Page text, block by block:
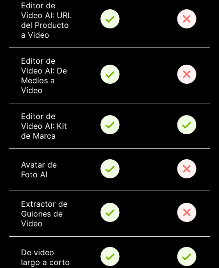
Editor de
Video AI: URL
del Producto
a Video
Editor de
Video AI: De
Medios a
Video
Editor de
Video AI: Kit
de Marca
Avatar de
Foto AI
Extractor de
Guiones de
Video
De video
largo a corto